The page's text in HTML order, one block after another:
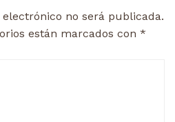
no será publicada.
están marcados con *